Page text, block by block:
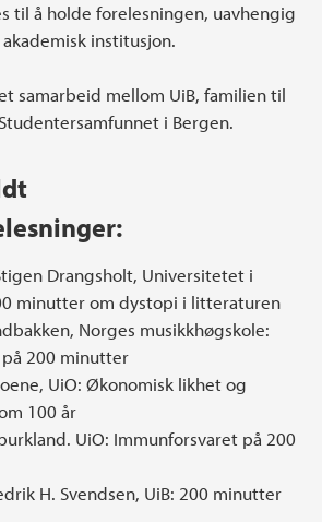
til å holde forelesningen, uavhengig
institusjon.
samarbeid mellom UiB, familien til
i Bergen.
Drangsholt, Universitetet i
minutter om dystopi i litteraturen
Norges musikkhøgskole:
200 minutter
UiO: Økonomisk likhet og
100 år
UiO: Immunforsvaret på 200
H. Svendsen, UiB: 200 minutter